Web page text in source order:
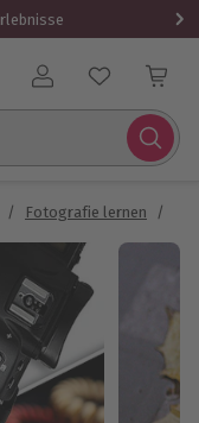
Benutzerkonto
/ Fotografie lernen /